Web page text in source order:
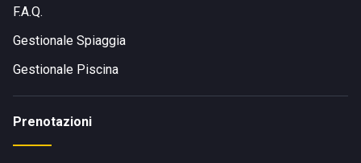
F.A.Q.
Gestionale Spiaggia
Gestionale Piscina
Prenotazioni